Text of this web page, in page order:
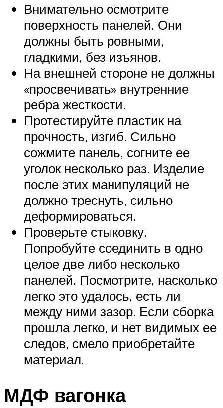
Внимательно осмотрите
поверхность панелей. Они
должны быть ровными,
гладкими, без изъянов.
На внешней стороне не должны
«просвечивать» внутренние
ребра жесткости.
Протестируйте пластик на
прочность, изгиб. Сильно
сожмите панель, согните ее
уголок несколько раз. Изделие
после этих манипуляций не
должно треснуть, сильно
деформироваться.
Проверьте стыковку.
Попробуйте соединить в одно
целое две либо несколько
панелей. Посмотрите, насколько
легко это удалось, есть ли
между ними зазор. Если сборка
прошла легко, и нет видимых ее
следов, смело приобретайте
материал.
МДФ вагонка